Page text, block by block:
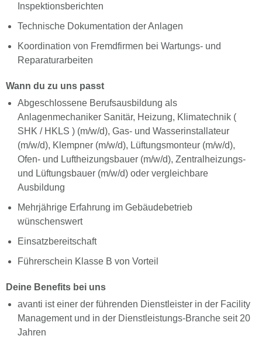
Inspektionsberichten
Technische Dokumentation der Anlagen
Koordination von Fremdfirmen bei Wartungs- und
Reparaturarbeiten
Wann du zu uns passt
Abgeschlossene Berufsausbildung als
Anlagenmechaniker Sanitär, Heizung, Klimatechnik (
SHK / HKLS ) (m/w/d), Gas- und Wasserinstallateur
(m/w/d), Klempner (m/w/d), Lüftungsmonteur (m/w/d),
Ofen- und Luftheizungsbauer (m/w/d), Zentralheizungs-
und Lüftungsbauer (m/w/d) oder vergleichbare
Ausbildung
Mehrjährige Erfahrung im Gebäudebetrieb
wünschenswert
Einsatzbereitschaft
Führerschein Klasse B von Vorteil
Deine Benefits bei uns
avanti ist einer der führenden Dienstleister in der Facility
Management und in der Dienstleistungs-Branche seit 20
Jahren